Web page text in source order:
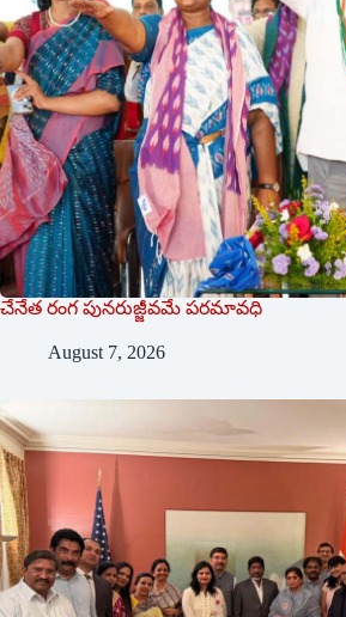
చేనేత రంగ పునరుజ్జీవమే పరమావధి
August 7, 2026